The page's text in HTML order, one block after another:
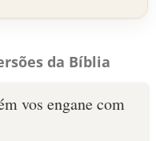
da Bíblia
vos engane com